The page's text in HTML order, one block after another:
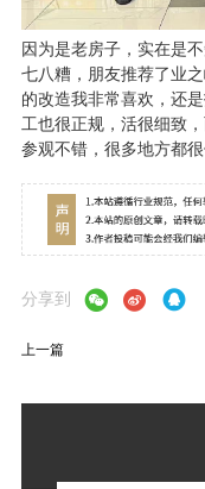
因为是老房子，实在是
七八糟，朋友推荐了业
的改造我非常喜欢，还
工也很正规，活很细致
参观不错，很多地方都
分享到
上一篇